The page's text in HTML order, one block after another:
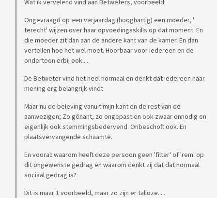
Wat ik vervelend vind aan Betweters, voorbeeld:
Ongevraagd op een verjaardag (hooghartig) een moeder, '
terecht' wijzen over haar opvoedingsskills op dat moment. En
die moeder zit dan aan de andere kant van de kamer. En dan
vertellen hoe het wel moet. Hoorbaar voor iedereen en de
ondertoon erbij ook....
De Betweter vind het heel normaal en denkt dat iedereen haar
mening erg belangrijk vindt.
Maar nu de beleving vanuit mijn kant en de rest van de
aanwezigen; Zo gênant, zo ongepast en ook zwaar onnodig en
eigenlijk ook stemmingsbedervend. Onbeschoft ook. En
plaatsvervangende schaamte.
En vooral: waarom heeft deze persoon geen 'filter' of 'rem' op
dit ongewenste gedrag en waarom denkt zij dat dat normaal
sociaal gedrag is?
Dit is maar 1 voorbeeld, maar zo zijn er talloze.....